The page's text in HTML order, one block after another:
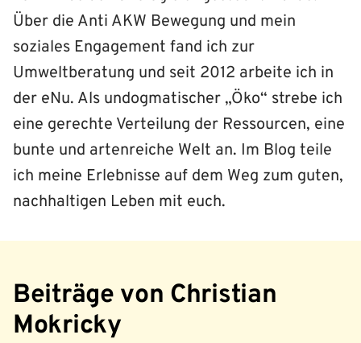
Über die Anti AKW Bewegung und mein
soziales Engagement fand ich zur
Umweltberatung und seit 2012 arbeite ich in
der eNu. Als undogmatischer „Öko“ strebe ich
eine gerechte Verteilung der Ressourcen, eine
bunte und artenreiche Welt an. Im Blog teile
ich meine Erlebnisse auf dem Weg zum guten,
nachhaltigen Leben mit euch.
Beiträge von Christian
Mokricky